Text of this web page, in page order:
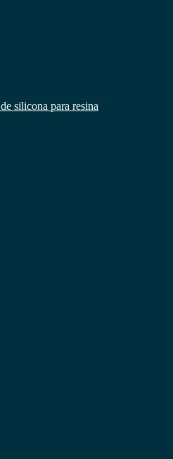
silicona para resina